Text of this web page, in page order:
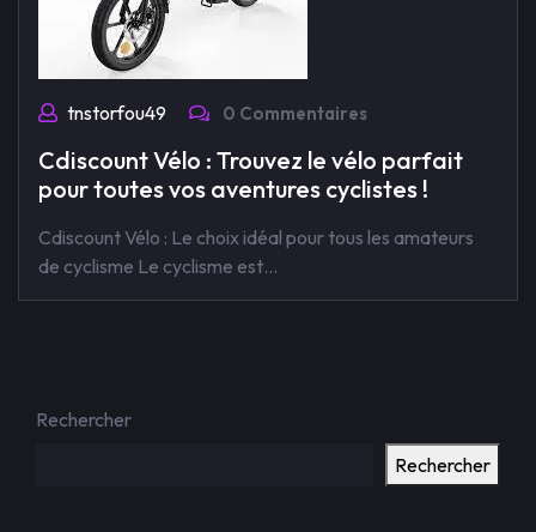
tnstorfou49 0 Commentaires
Cdiscount Vélo : Trouvez le vélo parfait
pour toutes vos aventures cyclistes !
Cdiscount Vélo : Le choix idéal pour tous les amateurs
de cyclisme Le cyclisme est…
Rechercher
Rechercher